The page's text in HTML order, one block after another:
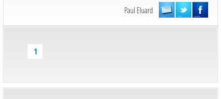
Paul Eluard
1